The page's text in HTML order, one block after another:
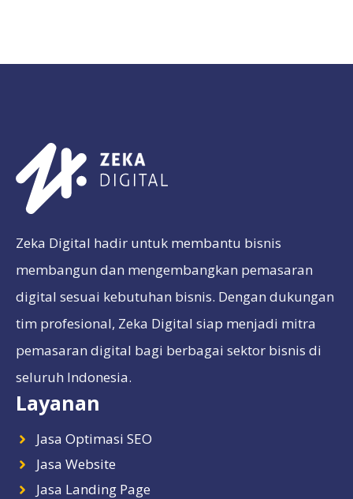
Zeka Digital hadir untuk membantu bisnis
membangun dan mengembangkan pemasaran
digital sesuai kebutuhan bisnis. Dengan dukungan
tim profesional, Zeka Digital siap menjadi mitra
pemasaran digital bagi berbagai sektor bisnis di
seluruh Indonesia.
Layanan
Jasa Optimasi SEO
Jasa Website
Jasa Landing Page